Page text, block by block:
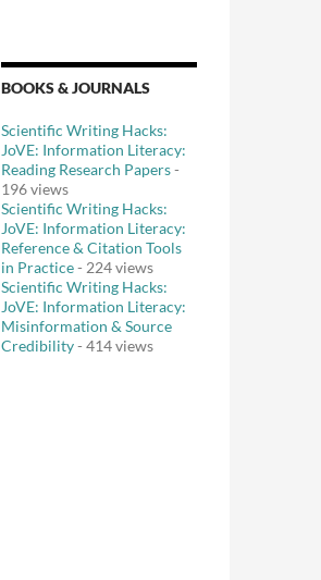
BOOKS & JOURNALS
Scientific Writing Hacks:
JoVE: Information Literacy:
Reading Research Papers-
196 views
Scientific Writing Hacks:
JoVE: Information Literacy:
Reference & Citation Tools
in Practice- 224 views
Scientific Writing Hacks:
JoVE: Information Literacy:
Misinformation & Source
Credibility- 414 views